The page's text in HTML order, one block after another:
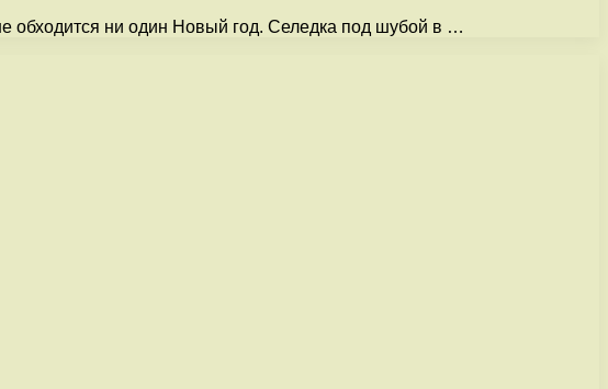
обходится ни один Новый год. Селедка под шубой в …